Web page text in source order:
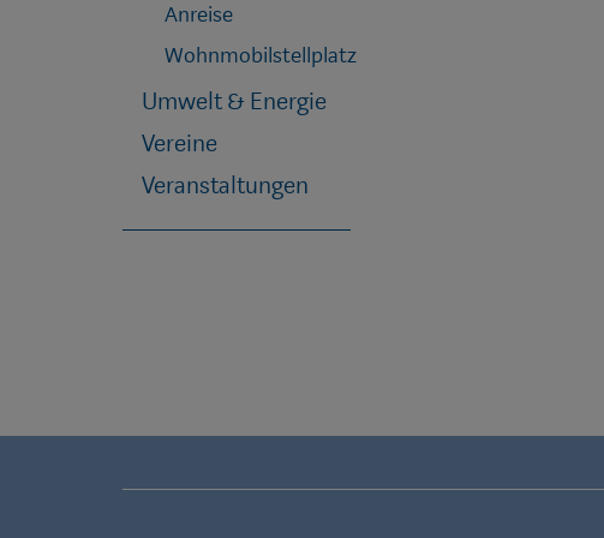
Anreise
Wohnmobilstellplatz
Umwelt & Energie
Vereine
Veranstaltungen